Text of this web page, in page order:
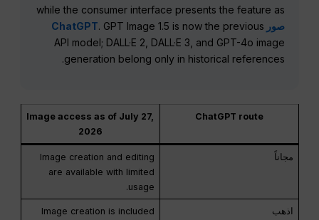
while the consumer interface presents the feature as
صور ChatGPT . GPT Image 1.5 is now the previous
API model; DALL·E 2, DALL·E 3, and GPT-4o image
generation belong only in historical references.
ChatGPT route
Image access as of July 27,
2026
مجاناً
Image creation and editing
are available with limited
usage.
اذهب
Image creation is included